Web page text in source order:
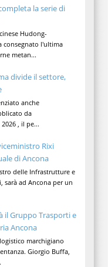
la serie di
Hudong-
consegnato l'ultima
metan...
divide il settore,
anche
da
, il pe...
Rixi
di Ancona
delle Infrastrutture e
sarà ad Ancona per un
il Gruppo Trasporti e
Ancona
marchigiano
Giorgio Buffa,